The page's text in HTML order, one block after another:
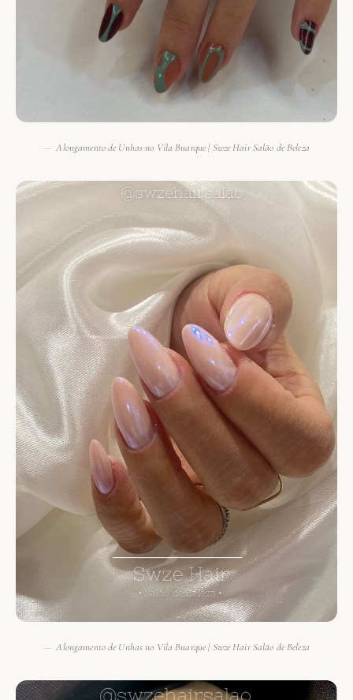
Alongamento de Unhas no Vila Buarque | Swze Hair Salão de Beleza
Alongamento de Unhas no Vila Buarque | Swze Hair Salão de Beleza